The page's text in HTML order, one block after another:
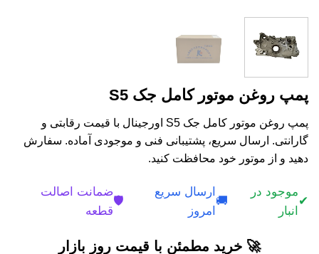
پمپ روغن موتور کامل جک S5
پمپ روغن موتور کامل جک S5 اورجینال با قیمت رقابتی و
گارانتی. ارسال سریع، پشتیبانی فنی و موجودی آماده. سفارش
دهید و از موتور خود محافظت کنید.
✔
موجود در
انبار
🚚
ارسال سریع
امروز
🛡️
ضمانت اصالت
قطعه
🚀 خرید مطمئن با قیمت روز بازار